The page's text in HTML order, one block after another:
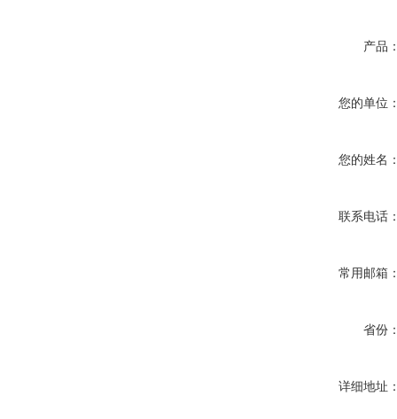
产品
您的单位
您的姓名
联系电话
常用邮箱
省份
详细地址